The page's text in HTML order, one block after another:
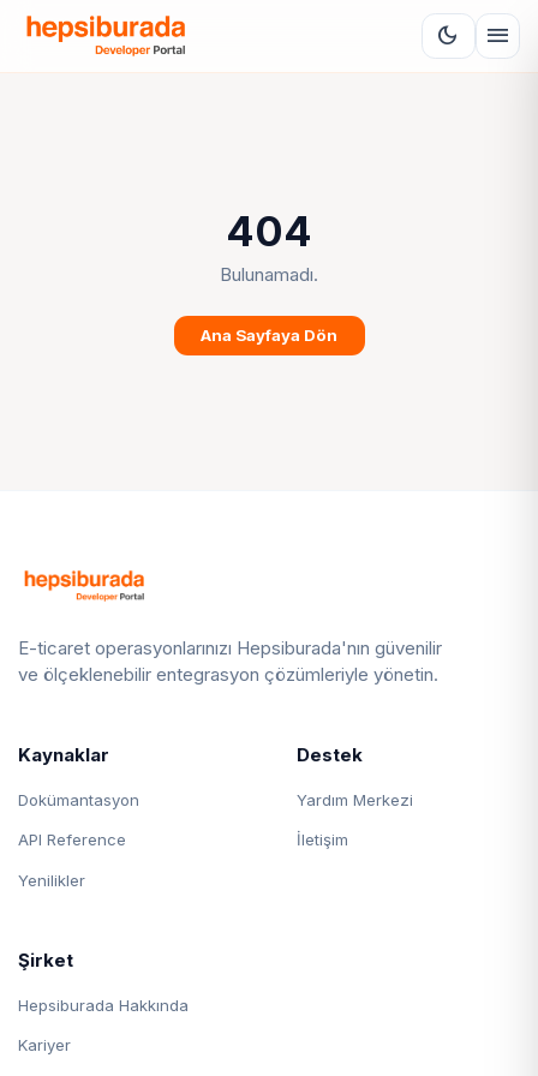
dark_mode menu
404
Bulunamadı.
Ana Sayfaya Dön
E-ticaret operasyonlarınızı Hepsiburada'nın güvenilir
ve ölçeklenebilir entegrasyon çözümleriyle yönetin.
Kaynaklar
Dokümantasyon
API Reference
Yenilikler
Destek
Yardım Merkezi
İletişim
Şirket
Hepsiburada Hakkında
Kariyer